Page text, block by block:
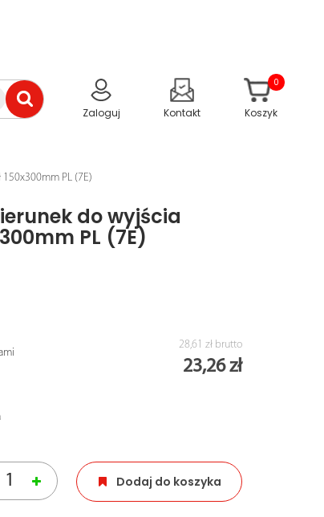
Zaloguj Kontakt Koszyk
0
PL (7E)
do wyjścia
PL (7E)
28,61 zł brutto
23,26 zł
Dodaj do koszyka